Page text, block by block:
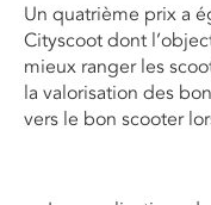
Un quatrième prix a
Cityscoot dont
mieux ranger les
la valorisation des
vers le bon scooter